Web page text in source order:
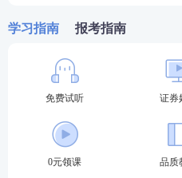
四川8月证券统一测试
测试时间:2022年8月20日至
学习指南 报考指南
免费试听 证券
0元领课 品质